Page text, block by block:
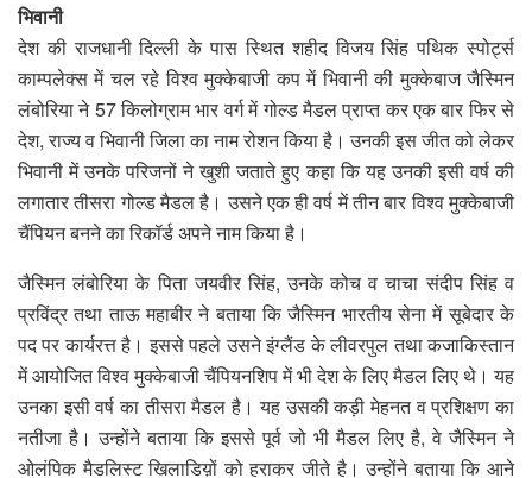
भिवानी
देश की राजधानी दिल्ली के पास स्थित शहीद विजय सिंह पथिक स्पोर्ट्स
काम्पलेक्स में चल रहे विश्व मुक्केबाजी कप में भिवानी की मुक्केबाज जैस्मिन
लंबोरिया ने 57 किलोग्राम भार वर्ग में गोल्ड मैडल प्राप्त कर एक बार फिर से
देश, राज्य व भिवानी जिला का नाम रोशन किया है। उनकी इस जीत को लेकर
भिवानी में उनके परिजनों ने खुशी जताते हुए कहा कि यह उनकी इसी वर्ष की
लगातार तीसरा गोल्ड मैडल है। उसने एक ही वर्ष में तीन बार विश्व मुक्केबाजी
चैंपियन बनने का रिकॉर्ड अपने नाम किया है।
जैस्मिन लंबोरिया के पिता जयवीर सिंह, उनके कोच व चाचा संदीप सिंह व
प्रविंद्र तथा ताऊ महाबीर ने बताया कि जैस्मिन भारतीय सेना में सूबेदार के
पद पर कार्यरत्त है। इससे पहले उसने इंग्लैंड के लीवरपुल तथा कजाकिस्तान
में आयोजित विश्व मुक्केबाजी चैंपियनशिप में भी देश के लिए मैडल लिए थे। यह
उनका इसी वर्ष का तीसरा मैडल है। यह उसकी कड़ी मेहनत व प्रशिक्षण का
नतीजा है। उन्होंने बताया कि इससे पूर्व जो भी मैडल लिए है, वे जैस्मिन ने
ओलंपिक मैडलिस्ट खिलाडिय़ों को हराकर जीते है। उन्होंने बताया कि आने